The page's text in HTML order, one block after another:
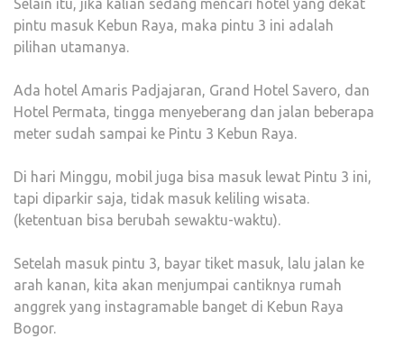
pintu masuk Kebun Raya, maka pintu 3 ini adalah
pilihan utamanya.
Ada hotel Amaris Padjajaran, Grand Hotel Savero, dan
Hotel Permata, tingga menyeberang dan jalan beberapa
meter sudah sampai ke Pintu 3 Kebun Raya.
Di hari Minggu, mobil juga bisa masuk lewat Pintu 3 ini,
tapi diparkir saja, tidak masuk keliling wisata.
(ketentuan bisa berubah sewaktu-waktu).
Setelah masuk pintu 3, bayar tiket masuk, lalu jalan ke
arah kanan, kita akan menjumpai cantiknya rumah
anggrek yang instagramable banget di Kebun Raya
Bogor.